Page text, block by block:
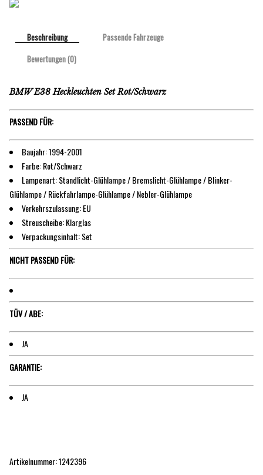
Beschreibung
Passende Fahrzeuge
Bewertungen (0)
BMW E38 Heckleuchten Set Rot/Schwarz
PASSEND FÜR:
Baujahr: 1994-2001
Farbe: Rot/Schwarz
Lampenart: Standlicht-Glühlampe / Bremslicht-Glühlampe / Blinker-
Glühlampe / Rückfahrlampe-Glühlampe / Nebler-Glühlampe
Verkehrszulassung: EU
Streuscheibe: Klarglas
Verpackungsinhalt: Set
NICHT PASSEND FÜR:
TÜV / ABE:
JA
GARANTIE:
JA
Artikelnummer: 1242396